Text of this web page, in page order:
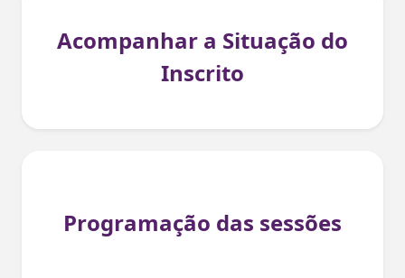
Acompanhar a Situação do
Inscrito
Programação das sessões